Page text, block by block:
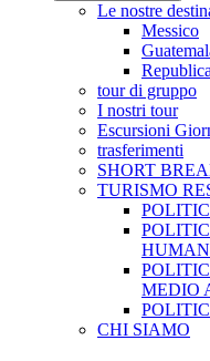
Le nostre
Messico
tour di gruppo
I nostri tour
Escursioni
trasferimenti
SHORT
TURISMO
MEDIO
CHI SIAMO